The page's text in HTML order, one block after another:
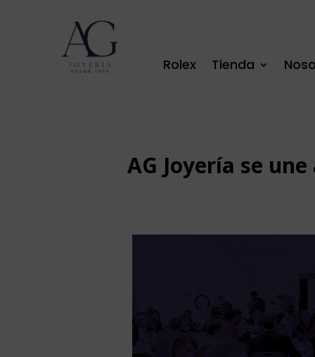
Rolex Tienda
AG Joyería se